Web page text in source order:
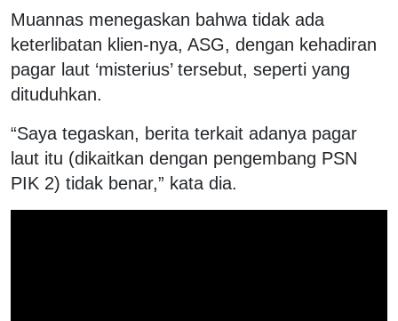
Muannas menegaskan bahwa tidak ada
keterlibatan klien-nya, ASG, dengan kehadiran
pagar laut ‘misterius’ tersebut, seperti yang
dituduhkan.
“Saya tegaskan, berita terkait adanya pagar
laut itu (dikaitkan dengan pengembang PSN
PIK 2) tidak benar,” kata dia.